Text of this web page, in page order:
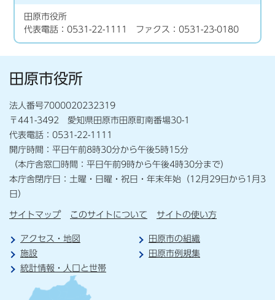
田原市役所
代表電話：0531-22-1111 ファクス：0531-23-0180
田原市役所
法人番号7000020232319
〒441-3492 愛知県田原市田原町南番場30-1
代表電話：0531-22-1111
開庁時間：平日午前8時30分から午後5時15分
（本庁舎窓口時間：平日午前9時から午後4時30分まで）
本庁舎閉庁日：土曜・日曜・祝日・年末年始（12月29日から1月3
日）
サイトマップ このサイトについて サイトの使い方
アクセス・地図
田原市の組織
施設
田原市例規集
統計情報・人口と世帯